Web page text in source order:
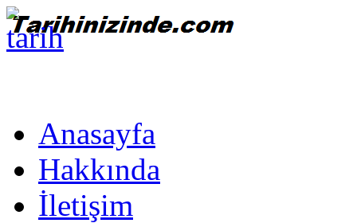
Anasayfa
Hakkında
İletişim